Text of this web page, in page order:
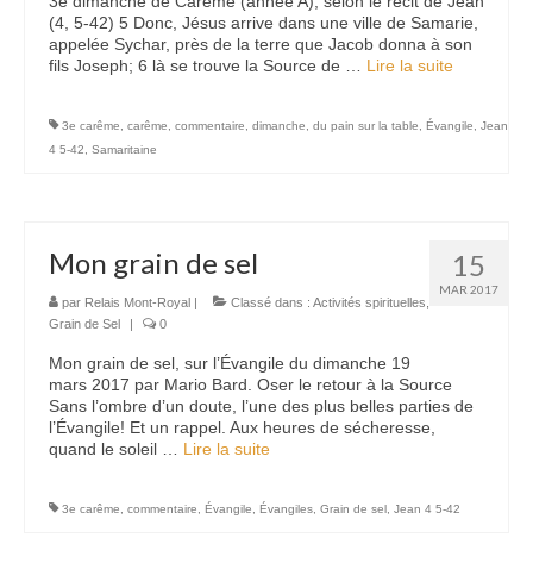
(4, 5-42) 5 Donc, Jésus arrive dans une ville de Samarie,
appelée Sychar, près de la terre que Jacob donna à son
fils Joseph; 6 là se trouve la Source de … Lire la suite­­
3e carême carême commentaire dimanche du pain sur la table Évangile
Jean
4 5-42
Samaritaine
15
MAR 2017
Mon grain de sel
par Relais Mont-Royal | Classé dans : Activités spirituelles
Grain de Sel
| 0
Mon grain de sel, sur l’Évangile du dimanche 19
mars 2017 par Mario Bard. Oser le retour à la Source
Sans l’ombre d’un doute, l’une des plus belles parties de
l’Évangile! Et un rappel. Aux heures de sécheresse,
quand le soleil … Lire la suite­­
3e carême commentaire Évangile Évangiles Grain de sel Jean 4 5-42